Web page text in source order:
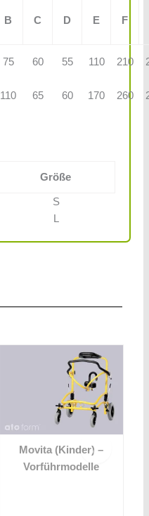
B C D E F
75 60 55 110 210
110 65 60 170 260
Größe
S
Movita (Kinder) –
Vorführmodelle